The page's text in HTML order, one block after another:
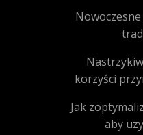
korzyści
Jak
aby